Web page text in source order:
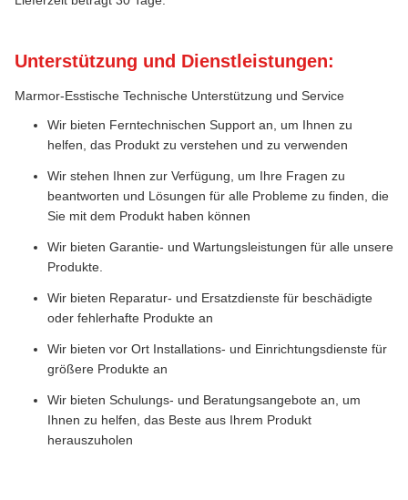
Unterstützung und Dienstleistungen:
Marmor-Esstische Technische Unterstützung und Service
Wir bieten Ferntechnischen Support an, um Ihnen zu
helfen, das Produkt zu verstehen und zu verwenden
Wir stehen Ihnen zur Verfügung, um Ihre Fragen zu
beantworten und Lösungen für alle Probleme zu finden, die
Sie mit dem Produkt haben können
Wir bieten Garantie- und Wartungsleistungen für alle unsere
Produkte.
Wir bieten Reparatur- und Ersatzdienste für beschädigte
oder fehlerhafte Produkte an
Wir bieten vor Ort Installations- und Einrichtungsdienste für
größere Produkte an
Wir bieten Schulungs- und Beratungsangebote an, um
Ihnen zu helfen, das Beste aus Ihrem Produkt
herauszuholen